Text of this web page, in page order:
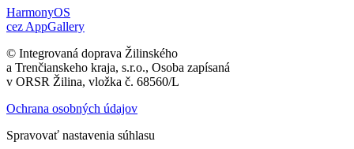
HarmonyOS
cez AppGallery
© Integrovaná doprava Žilinského
a Trenčianskeho kraja, s.r.o., Osoba zapísaná
v ORSR Žilina, vložka č. 68560/L
Ochrana osobných údajov
Spravovať nastavenia súhlasu